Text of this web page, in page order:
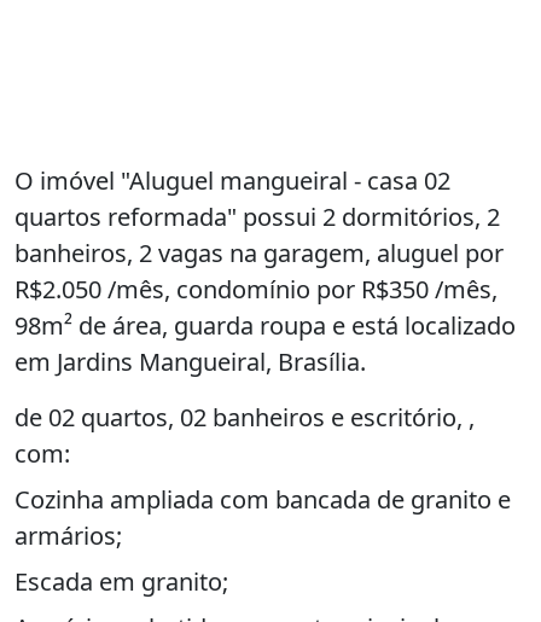
O imóvel "Aluguel mangueiral - casa 02
quartos reformada" possui 2 dormitórios, 2
banheiros, 2 vagas na garagem, aluguel por
R$2.050 /mês, condomínio por R$350 /mês,
98m² de área, guarda roupa e está localizado
em Jardins Mangueiral, Brasília.
de 02 quartos, 02 banheiros e escritório, ,
com:
Cozinha ampliada com bancada de granito e
armários;
Escada em granito;